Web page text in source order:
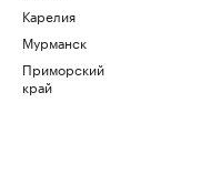
Карелия
Мурманск
Приморский
край